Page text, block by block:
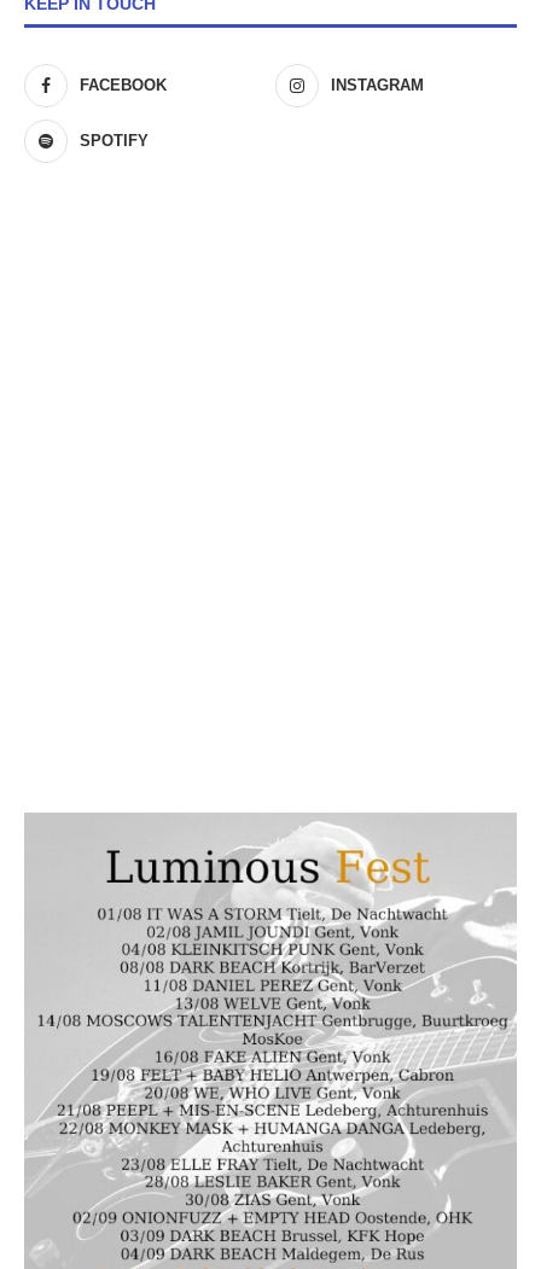
KEEP IN TOUCH
FACEBOOK INSTAGRAM
SPOTIFY